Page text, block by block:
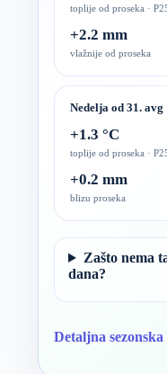
toplije od proseka ·
+2.2 mm
vlažnije od proseka
Nedelja od 31. avg
+1.3 °C
toplije od proseka ·
+0.2 mm
blizu proseka
Zašto nema
dana?
Detaljna